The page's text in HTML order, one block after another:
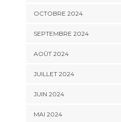
OCTOBRE 2024
SEPTEMBRE 2024
AOÛT 2024
JUILLET 2024
JUIN 2024
MAI 2024